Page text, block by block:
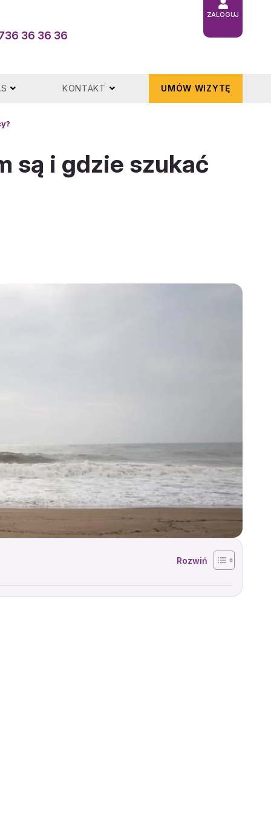
36 36 36
ZALOGUJ
KONTAKT UMÓW WIZYTĘ
są i gdzie szukać